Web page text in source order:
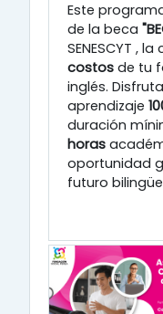
Este
de la beca
SENESCYT , la
costos de tu
inglés.
aprendizaje
duración
horas
oportunidad
futuro